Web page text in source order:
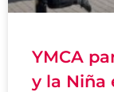
YMCA
y la Niña